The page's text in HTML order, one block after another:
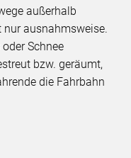
außerhalb
nur ausnahmsweise.
Schnee
bzw. geräumt,
die Fahrbahn